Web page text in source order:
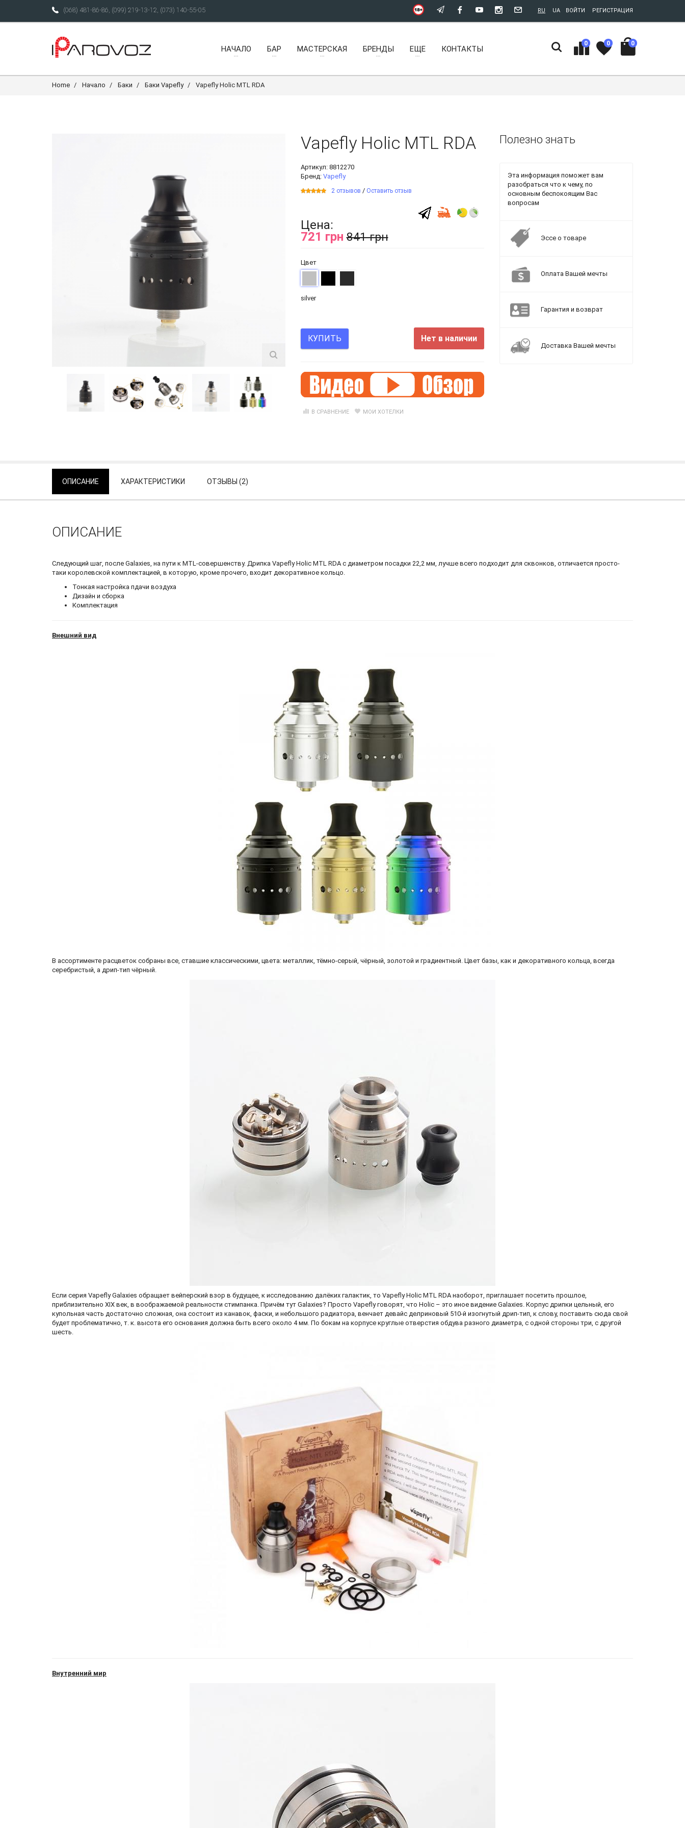
(068) 481-86-86, (099) 219-13-12, (073) 140-55-05 ВОЙТИ РЕГИСТРАЦИЯ
RU UA
0 0 0
НАЧАЛО БАР МАСТЕРСКАЯ БРЕНДЫ ЕЩЕ КОНТАКТЫ
Home Начало Баки Баки Vapefly Vapefly Holic MTL RDA
Vapefly Holic MTL RDA
Артикул: 8812270
Бренд: Vapefly
2 отзывов / Оставить отзыв
Цена:
721 грн 841 грн
Цвет
silver
КУПИТЬ Нет в наличии
В СРАВНЕНИЕ МОИ ХОТЕЛКИ
Полезно знать
Эта информация поможет вам
разобраться что к чему, по
основным беспокоящим Вас
вопросам
Эссе о товаре
Оплата Вашей мечты
Гарантия и возврат
Доставка Вашей мечты
ОПИСАНИЕ ХАРАКТЕРИСТИКИ ОТЗЫВЫ (2)
ОПИСАНИЕ
Следующий шаг, после Galaxies, на пути к MTL-совершенству. Дрипка Vapefly Holic MTL RDA с диаметром посадки 22,2 мм, лучше всего подходит для сквонков, отличается просто-
таки королевской комплектацией, в которую, кроме прочего, входит декоративное кольцо.
Тонкая настройка пдачи воздуха
Дизайн и сборка
Комплектация
Внешний вид
В ассортименте расцветок собраны все, ставшие классическими, цвета: металлик, тёмно-серый, чёрный, золотой и градиентный. Цвет базы, как и декоративного кольца, всегда
серебристый, а дрип-тип чёрный.
Если серия Vapefly Galaxies обращает вейперский взор в будущее, к исследованию далёких галактик, то Vapefly Holic MTL RDA наоборот, приглашает посетить прошлое,
приблизительно XIX век, в воображаемой реальности стимпанка. Причём тут Galaxies? Просто Vapefly говорят, что Holic – это иное видение Galaxies. Корпус дрипки цельный, его
купольная часть достаточно сложная, она состоит из канавок, фаски, и небольшого радиатора, венчает девайс делриновый 510-й изогнутый дрип-тип, к слову, поставить сюда свой
будет проблематично, т. к. высота его основания должна быть всего около 4 мм. По бокам на корпусе круглые отверстия обдува разного диаметра, с одной стороны три, с другой
шесть.
Внутренний мир